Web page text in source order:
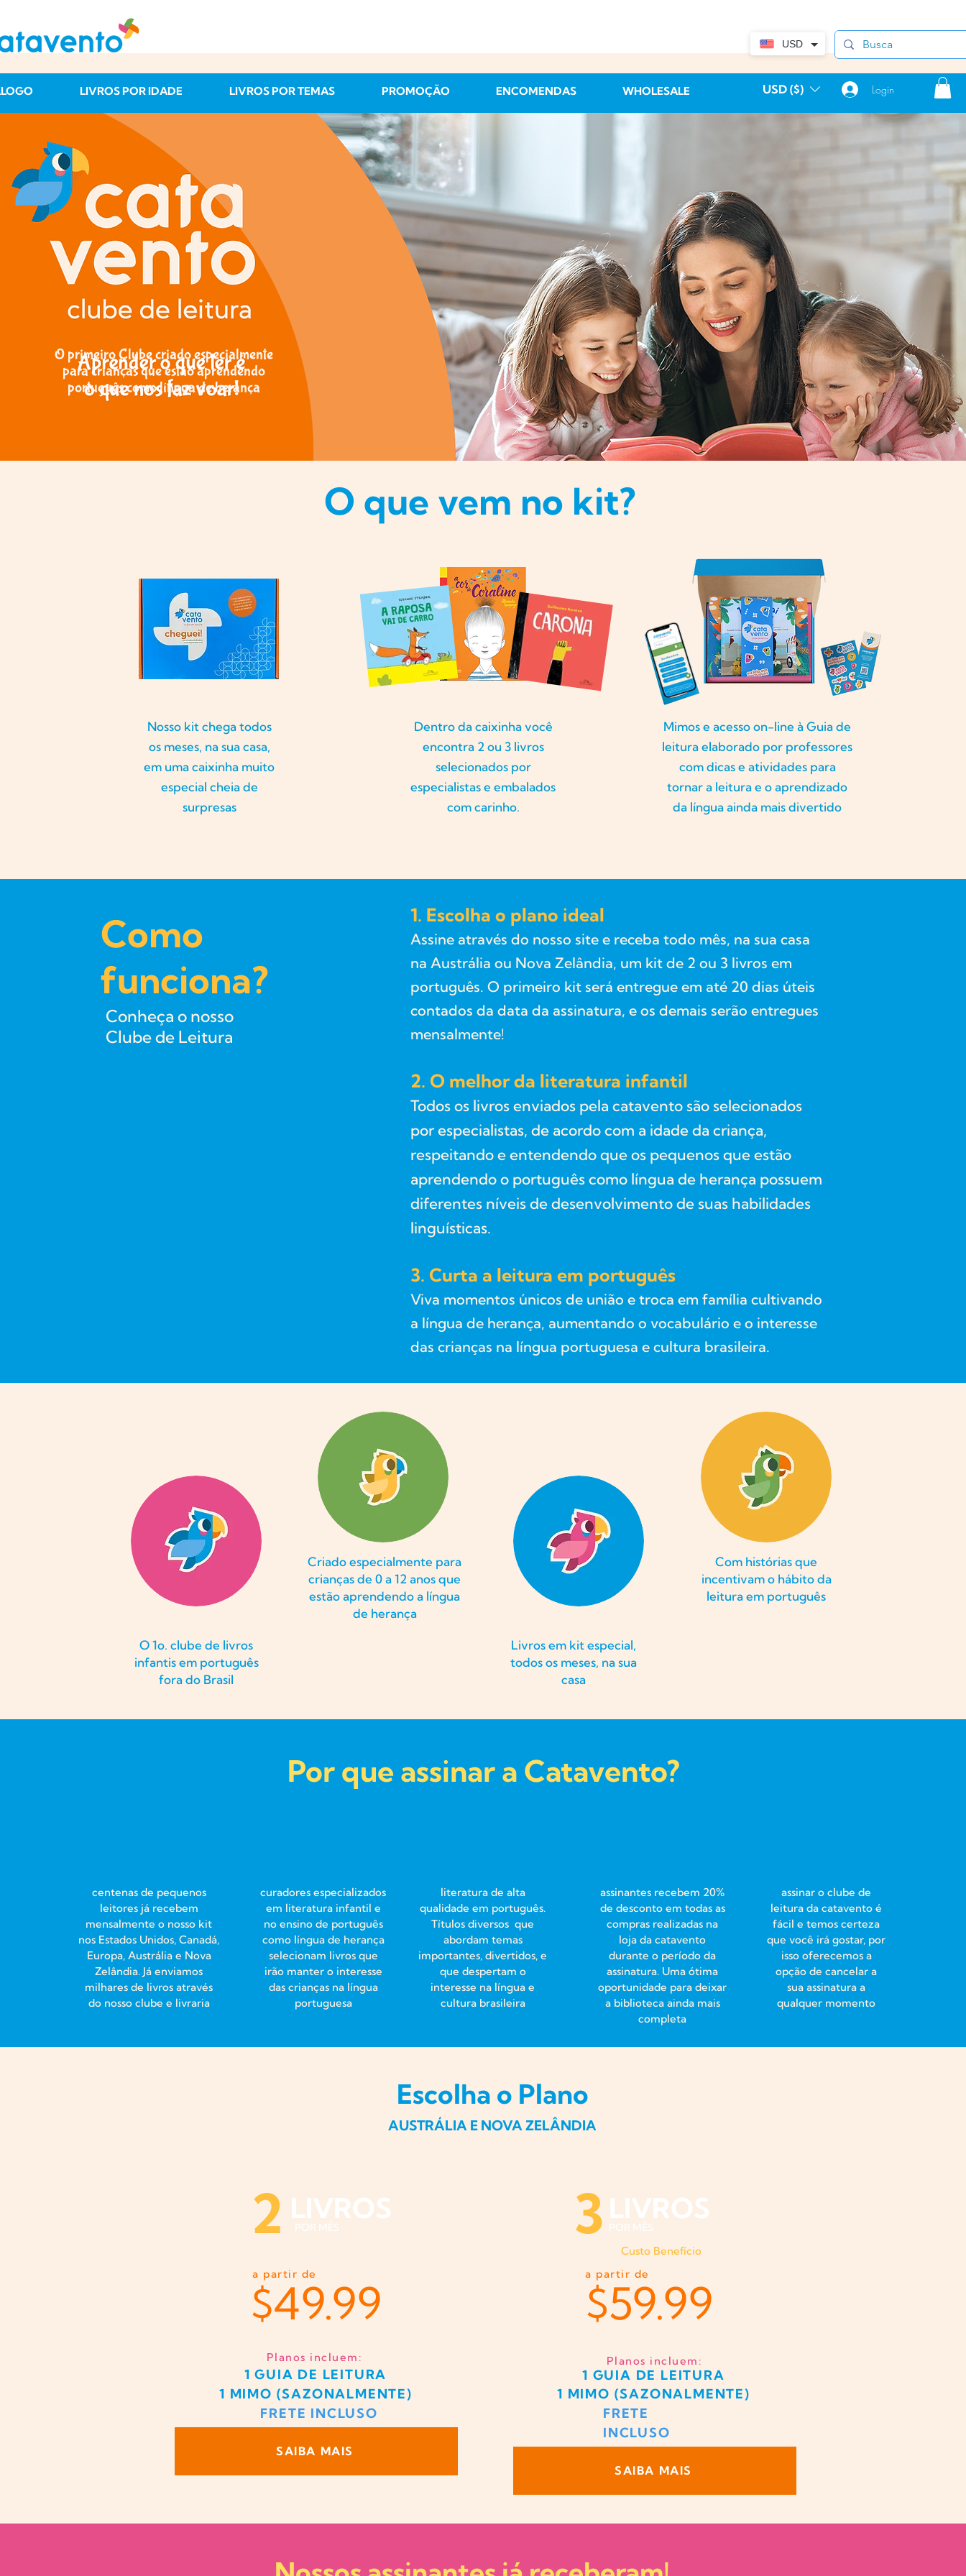
LIVROS POR IDADE LIVROS POR TEMAS PROMOÇÃO ENCOMENDAS WHOLESALE USD ($) Login
O primeiro Clube criado especialmente
para crianças que estão aprendendo
português como língua de herança
O que vem no kit?
Nosso kit chega todos
os meses, na sua casa,
em uma caixinha muito
especial cheia de
surpresas
Dentro da caixinha você
encontra 2 ou 3 livros
selecionados por
especialistas e embalados
com carinho.
Mimos e acesso on-line à Guia de
leitura elaborado por professores
com dicas e atividades para
tornar a leitura e o aprendizado
da língua ainda mais divertido
Como
funciona?
Conheça o nosso
Clube de Leitura
1. Escolha o plano ideal
Assine através do nosso site e receba todo mês, na sua casa
na Austrália ou Nova Zelândia, um kit de 2 ou 3 livros em
português. O primeiro kit será entregue em até 20 dias úteis
contados da data da assinatura, e os demais serão entregues
mensalmente!
2. O melhor da literatura infantil
Todos os livros enviados pela catavento são selecionados
por especialistas, de acordo com a idade da criança,
respeitando e entendendo que os pequenos que estão
aprendendo o português como língua de herança possuem
diferentes níveis de desenvolvimento de suas habilidades
linguísticas.
3. Curta a leitura em português
Viva momentos únicos de união e troca em família cultivando
a língua de herança, aumentando o vocabulário e o interesse
das crianças na língua portuguesa e cultura brasileira.
Criado especialmente para
crianças de 0 a 12 anos que
estão aprendendo a língua
de herança
O 1o. clube de livros
infantis em português
fora do Brasil
Livros em kit especial,
todos os meses, na sua
casa
Com histórias que
incentivam o hábito da
leitura em português
Por que assinar a Catavento?
centenas de pequenos
leitores já recebem
mensalmente o nosso kit
nos Estados Unidos, Canadá,
Europa, Austrália e Nova
Zelândia. Já enviamos
milhares de livros através
do nosso clube e livraria
curadores especializados
em literatura infantil e
no ensino de português
como língua de herança
selecionam livros que
irão manter o interesse
das crianças na língua
portuguesa
literatura de alta
qualidade em português.
Títulos diversos que
abordam temas
importantes, divertidos, e
que despertam o
interesse na língua e
cultura brasileira
assinantes recebem 20%
de desconto em todas as
compras realizadas na
loja da catavento
durante o período da
assinatura. Uma ótima
oportunidade para deixar
a biblioteca ainda mais
completa
assinar o clube de
leitura da catavento é
fácil e temos certeza
que você irá gostar, por
isso oferecemos a
opção de cancelar a
sua assinatura a
qualquer momento
Escolha o Plano
AUSTRÁLIA E NOVA ZELÂNDIA
2 LIVROS
POR MÊS
$49.99
a partir de
Planos incluem:
1 GUIA DE LEITURA
1 MIMO (SAZONALMENTE)
FRETE INCLUSO
SAIBA MAIS
3 LIVROS
POR MÊS
$59.99
a partir de
Planos incluem:
1 GUIA DE LEITURA
1 MIMO (SAZONALMENTE)
FRETE
INCLUSO
SAIBA MAIS
Custo Benefício
USD